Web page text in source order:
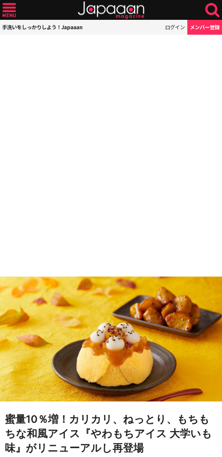
手洗いをしっかりしよう！Japaaan ログイン メンバー登録
蜜量10％増！カリカリ、ねっとり、もちも
ちな和風アイス『やわもちアイス 大学いも
味』がリニューアルし再登場